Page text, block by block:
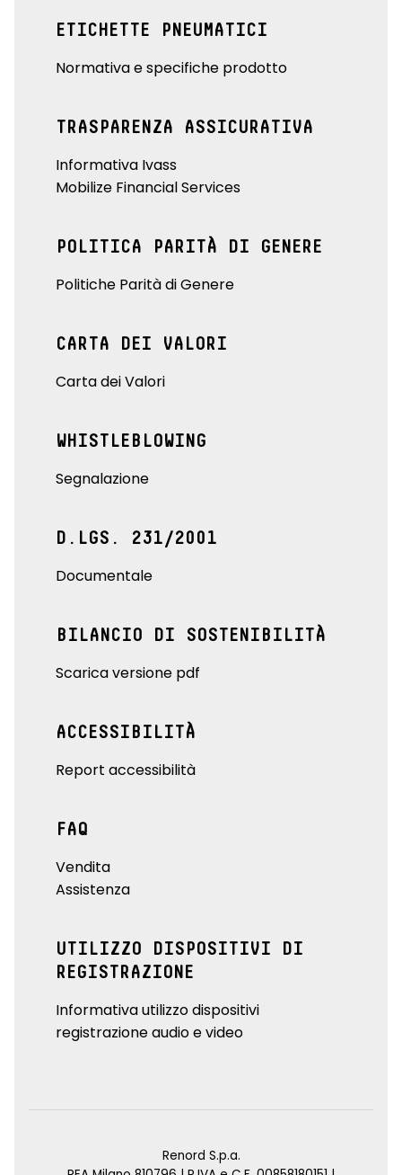
ETICHETTE PNEUMATICI
Normativa e specifiche prodotto
TRASPARENZA ASSICURATIVA
Informativa Ivass
Mobilize Financial Services
POLITICA PARITÀ DI GENERE
Politiche Parità di Genere
CARTA DEI VALORI
Carta dei Valori
WHISTLEBLOWING
Segnalazione
D.LGS. 231/2001
Documentale
BILANCIO DI SOSTENIBILITÀ
Scarica versione pdf
ACCESSIBILITÀ
Report accessibilità
FAQ
Vendita
Assistenza
UTILIZZO DISPOSITIVI DI
REGISTRAZIONE
Informativa utilizzo dispositivi
registrazione audio e video
Renord S.p.a.